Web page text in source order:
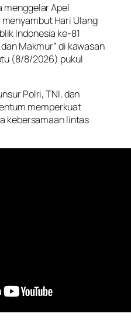
menggelar Apel
Hari Ulang
Indonesia ke-81
Makmur” di kawasan
(8/8/2026) pukul
Polri, TNI, dan
memperkuat
kebersamaan lintas